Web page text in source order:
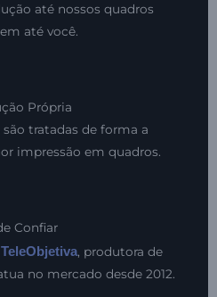
até nossos quadros
até você.
Própria
tratadas de forma a
impressão em quadros.
Confiar
TeleObjetiva, produtora de
no mercado desde 2012.